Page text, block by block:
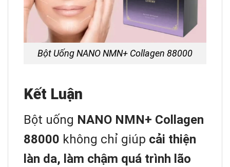
Bột Uống NANO NMN+ Collagen 88000
Kết Luận
Bột uống NANO NMN+ Collagen
88000 không chỉ giúp cải thiện
làn da, làm chậm quá trình lão